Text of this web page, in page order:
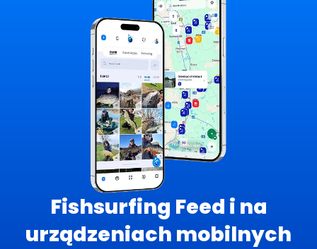
Fishsurfing Feed i na
urządzeniach mobilnych